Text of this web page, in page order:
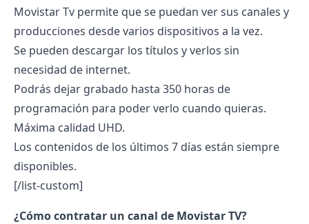
Movistar Tv permite que se puedan ver sus canales y
producciones desde varios dispositivos a la vez.
Se pueden descargar los títulos y verlos sin
necesidad de internet.
Podrás dejar grabado hasta 350 horas de
programación para poder verlo cuando quieras.
Máxima calidad UHD.
Los contenidos de los últimos 7 días están siempre
disponibles.
[/list-custom]
¿Cómo contratar un canal de Movistar TV?